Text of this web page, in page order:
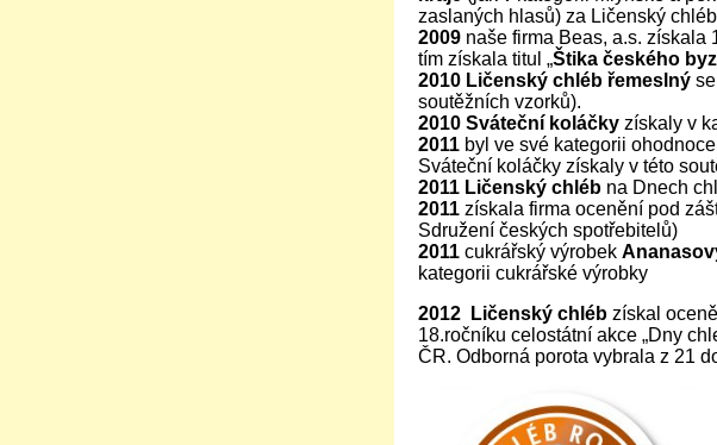
zaslaných hlasů) za Ličenský chléb
2009 naše firma Beas, a.s. získala
tím získala titul „Štika českého
2010 Ličenský chléb řemeslný se
soutěžních vzorků).
2010 Sváteční koláčky získaly v
2011byl ve své kategorii
Sváteční koláčky získaly v této
2011 Ličenský chléb na Dnech
2011získala firma ocenění pod
Sdružení českých spotřebitelů)
2011 cukrářský výrobek
kategorii cukrářské výrobky
2012
Ličenský chléb získal
18.ročníku celostátní akce „Dny
ČR. Odborná porota vybrala z 21